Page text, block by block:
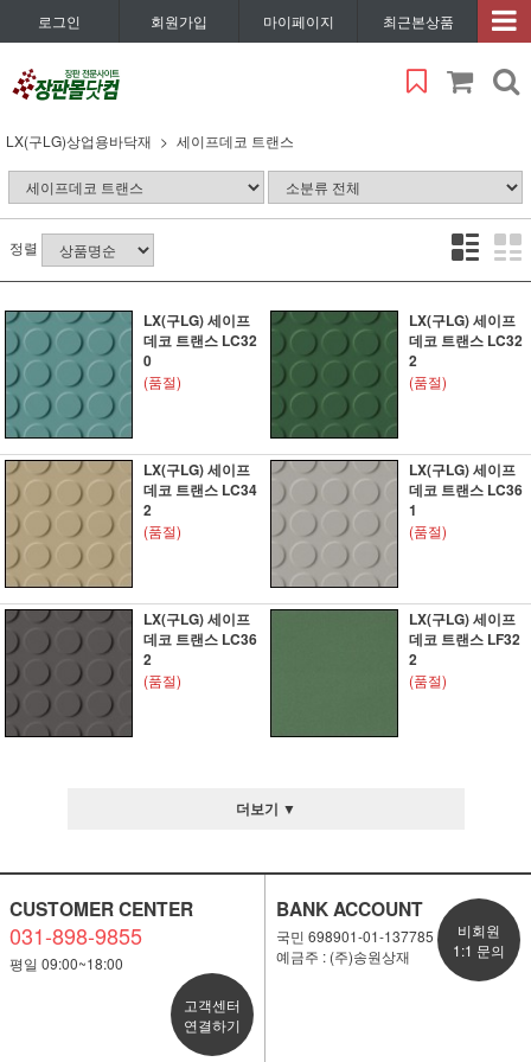
로그인 회원가입 마이페이지 최근본상품
LX(구LG)상업용바닥재 세이프데코 트랜스
정렬
LX(구LG) 세이프
데코 트랜스 LC32
0
(품절)
LX(구LG) 세이프
데코 트랜스 LC32
2
(품절)
LX(구LG) 세이프
데코 트랜스 LC34
2
(품절)
LX(구LG) 세이프
데코 트랜스 LC36
1
(품절)
LX(구LG) 세이프
데코 트랜스 LC36
2
(품절)
LX(구LG) 세이프
데코 트랜스 LF32
2
(품절)
더보기 ▼
CUSTOMER CENTER
031-898-9855
평일 09:00~18:00
고객센터
연결하기
BANK ACCOUNT
국민 698901-01-137785
예금주 : (주)송원상재
비회원
1:1 문의